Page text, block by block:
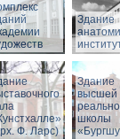
Здание
Ф. Ларс)
Здание
высшей
школы